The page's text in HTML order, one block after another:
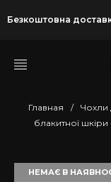
Безкоштовна
Главная / Чохли
блакитної
НЕМАЄ В